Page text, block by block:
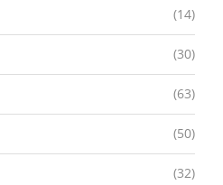
(14)
(30)
(63)
(50)
(32)